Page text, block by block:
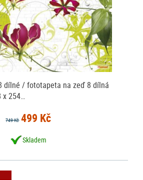
dílné / fototapeta na zeď 8 dílná
x 254…
749 Kč 499 Kč
Skladem